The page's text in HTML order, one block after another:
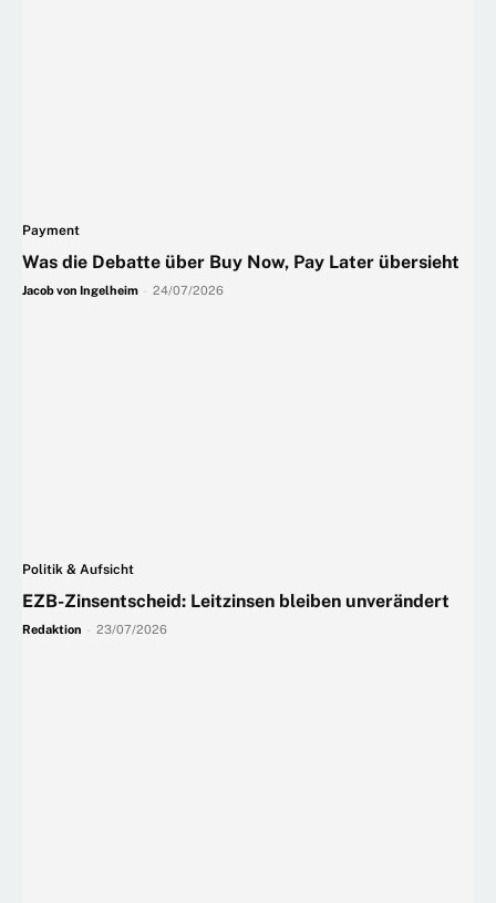
Payment
Was die Debatte über Buy Now, Pay Later übersieht
Jacob von Ingelheim 24/07/2026
Politik & Aufsicht
EZB-Zinsentscheid: Leitzinsen bleiben unverändert
Redaktion 23/07/2026